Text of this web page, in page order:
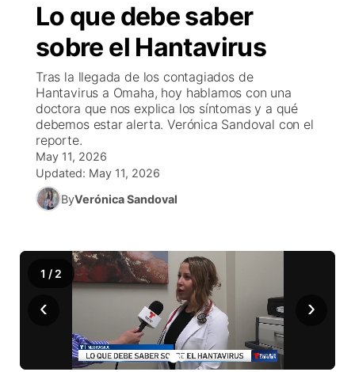
Veo
El tiempo
Lo que debe saber
sobre el Hantavirus
Tras la llegada de los contagiados de
Hantavirus a Omaha, hoy hablamos con una
doctora que nos explica los síntomas y a qué
debemos estar alerta. Verónica Sandoval con el
reporte.
May 11, 2026
Updated: May 11, 2026
ByVerónica Sandoval
‹ ›
1 / 2